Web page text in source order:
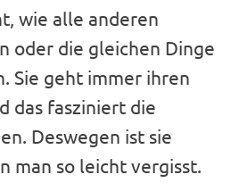
wie alle anderen
oder die gleichen Dinge
Sie geht immer ihren
das fasziniert die
Deswegen ist sie
man so leicht vergisst.